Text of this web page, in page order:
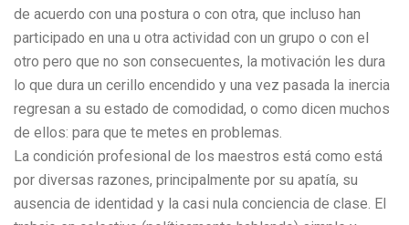
de acuerdo con una postura o con otra, que incluso han
participado en una u otra actividad con un grupo o con el
otro pero que no son consecuentes, la motivación les dura
lo que dura un cerillo encendido y una vez pasada la inercia
regresan a su estado de comodidad, o como dicen muchos
de ellos: para que te metes en problemas.
La condición profesional de los maestros está como está
por diversas razones, principalmente por su apatía, su
ausencia de identidad y la casi nula conciencia de clase. El